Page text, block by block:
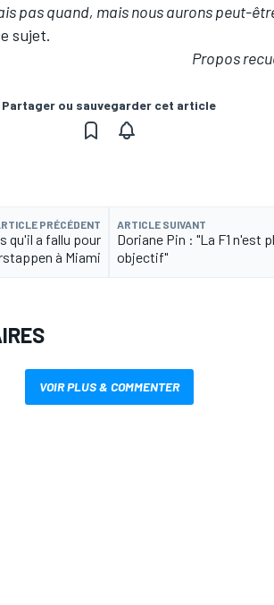
pas quand, mais nous aurons peut-
sujet.
Propos
Partager ou sauvegarder cet article
PRÉCÉDENT
qu'il a fallu pour
à Miami
ARTICLE SUIVANT
Doriane Pin : "La F1 n'est
objectif"
VOIR PLUS & COMMENTER